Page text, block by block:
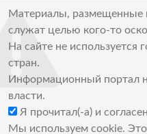
Материалы, размещенные
служат целью кого-то
На сайте не используется
стран.
Информационный портал
власти.
Я прочитал(-а) и
Мы используем cookie. Это